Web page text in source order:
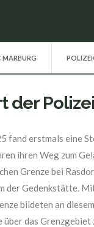
MARBURG
der
fand erstmals eine
ihren Weg zum
Grenze bei
der Gedenkstätte.
bildeten an
das